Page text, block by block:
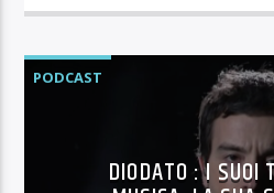
PODCAST
DIODATO : I SUOI